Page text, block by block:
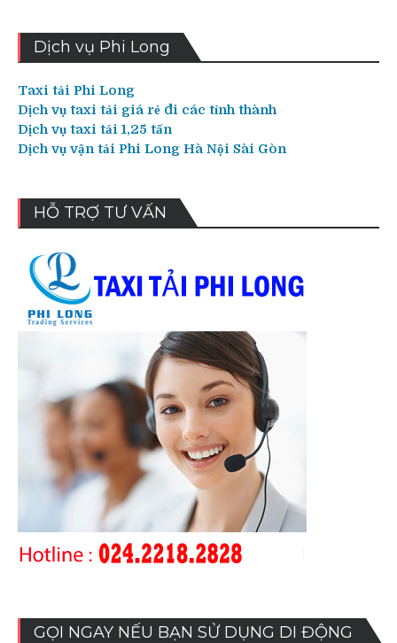
Dịch vụ Phi Long
Taxi tải Phi Long
Dịch vụ taxi tải giá rẻ đi các tỉnh thành
Dịch vụ taxi tải 1,25 tấn
Dịch vụ vận tải Phi Long Hà Nội Sài Gòn
HỖ TRỢ TƯ VẤN
GỌI NGAY NẾU BẠN SỬ DỤNG DI ĐỘNG